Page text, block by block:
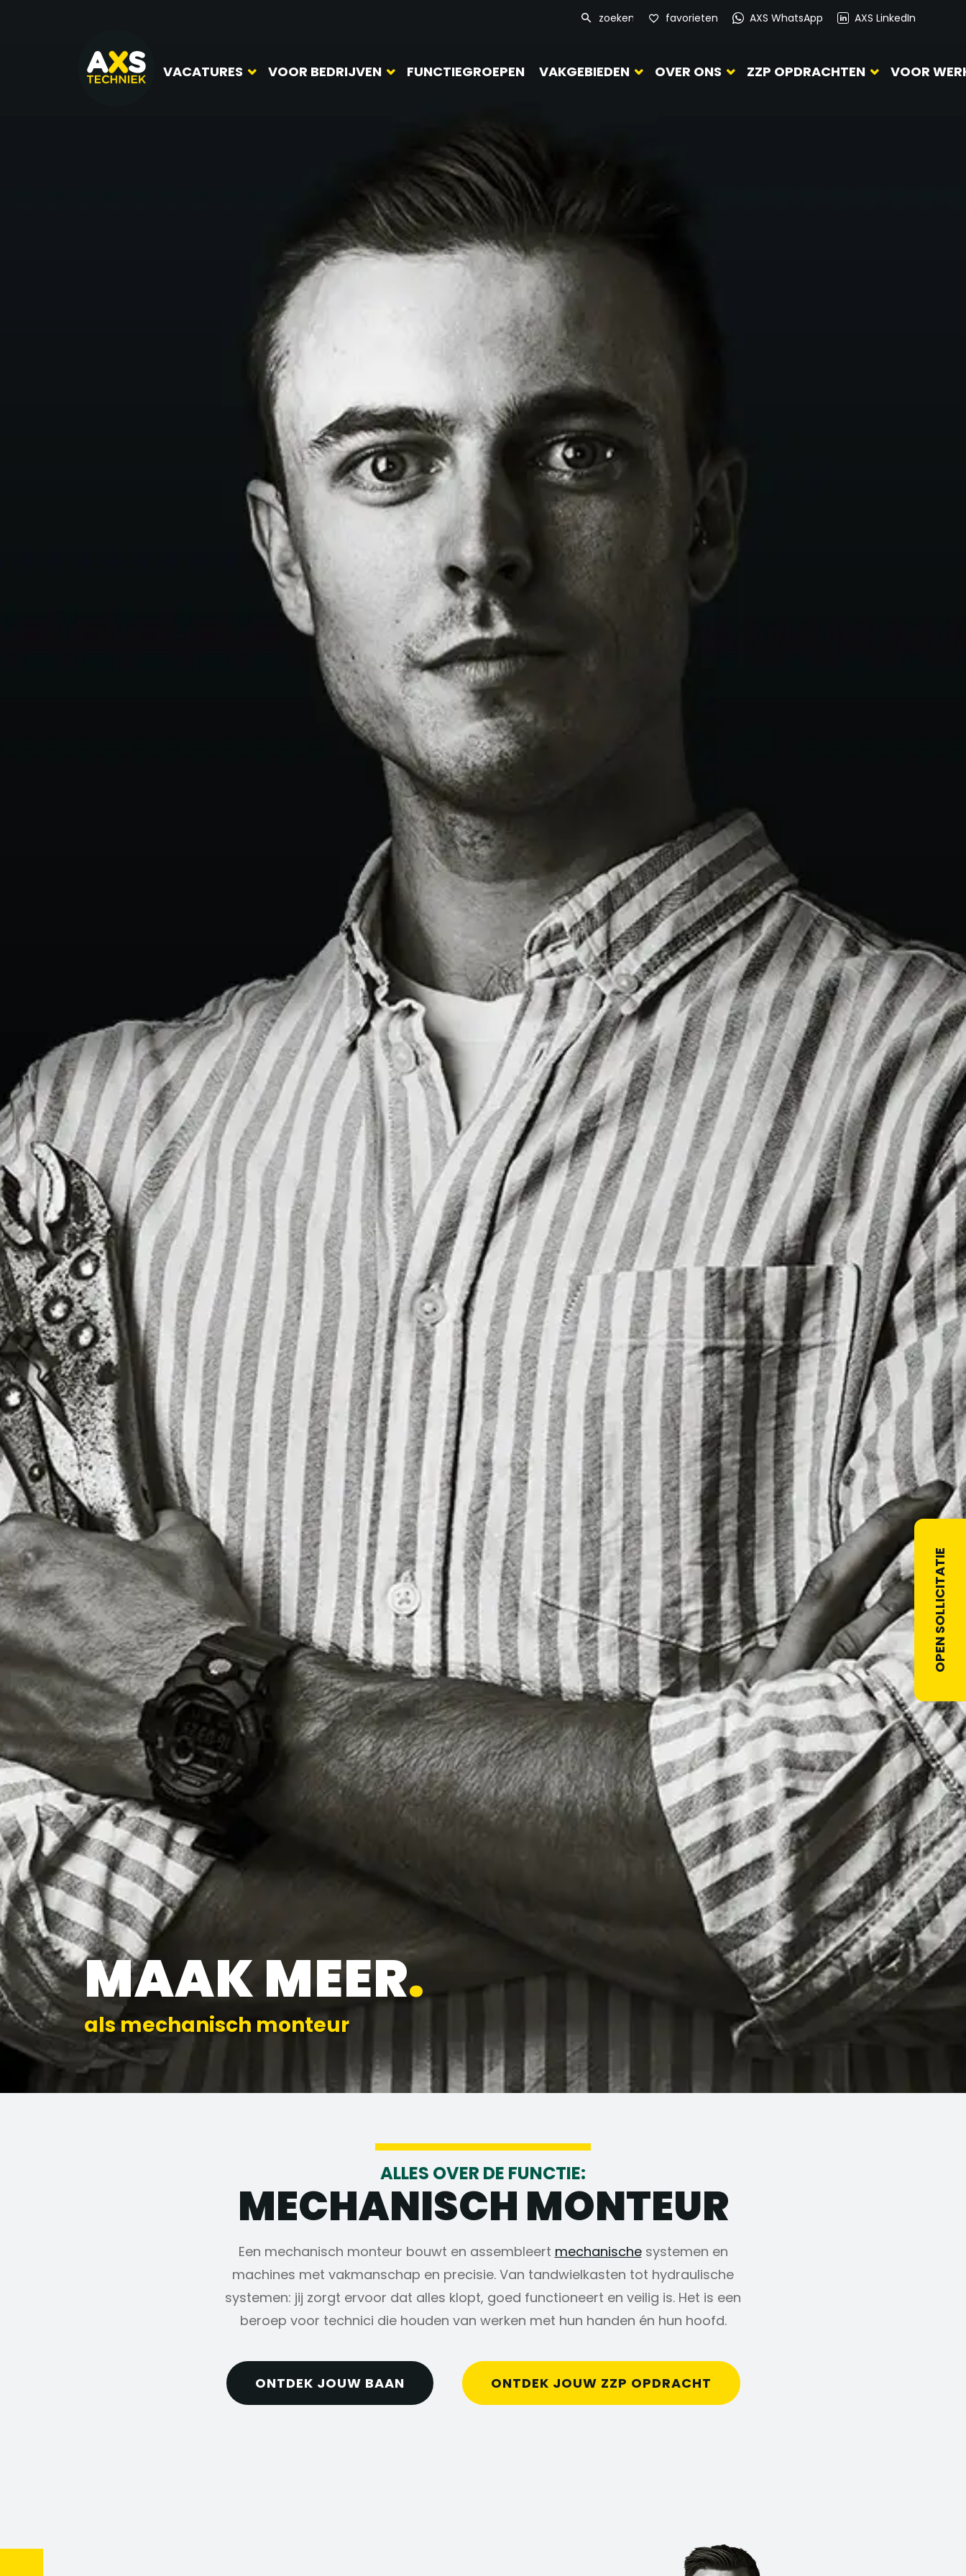
favorieten AXS WhatsApp AXS LinkedIn
VACATURES VOOR BEDRIJVEN FUNCTIEGROEPEN VAKGEBIEDEN OVER ONS ZZP OPDRACHTEN VOOR
MAAK MEER.
als mechanisch monteur
ALLES OVER DE FUNCTIE:
MECHANISCH MONTEUR
Een mechanisch monteur bouwt en assembleert mechanischesystemen en
machines met vakmanschap en precisie. Van tandwielkasten tot hydraulische
systemen: jij zorgt ervoor dat alles klopt, goed functioneert en veilig is. Het is een
beroep voor technici die houden van werken met hun handen én hun hoofd.
ONTDEK JOUW BAAN ONTDEK JOUW ZZP OPDRACHT
OPEN SOLLICITATIE